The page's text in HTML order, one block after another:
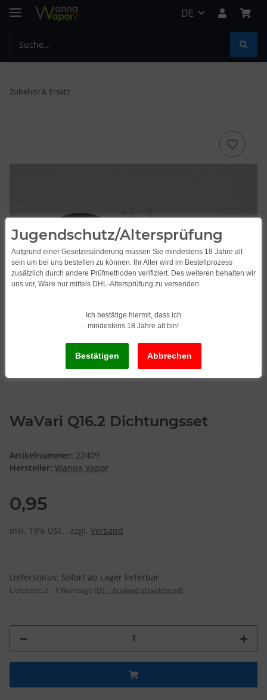
DE
Zubehör & Ersatz
WaVari Q16.2 Dichtungsset
Artikelnummer: 22409
Hersteller: Wanna Vapor
0,95
inkl. 19% USt. , zzgl. Versand
Lieferstatus: Sofort ab Lager lieferbar
Lieferzeit: 2 - 3 Werktage (DE - Ausland abweichend)
Jugendschutz/Altersprüfung
Aufgrund einer Gesetzesänderung müssen Sie mindestens 18 Jahre alt
sein um bei uns bestellen zu können. Ihr Alter wird im Bestellprozess
zusätzlich durch andere Prüfmethoden verifiziert. Des weiteren behalten wir
uns vor, Ware nur mittels DHL-Altersprüfung zu versenden.
Ich bestätige hiermit, dass ich
mindestens 18 Jahre alt bin!